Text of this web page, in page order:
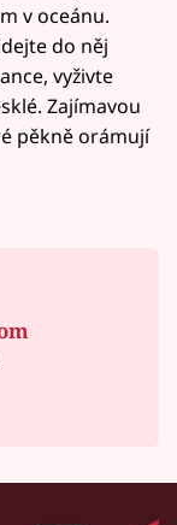
v oceánu.
do něj
vyživte
Zajímavou
pěkně orámují